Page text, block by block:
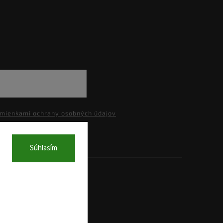
Súhlasím
ochrany osobných údajov